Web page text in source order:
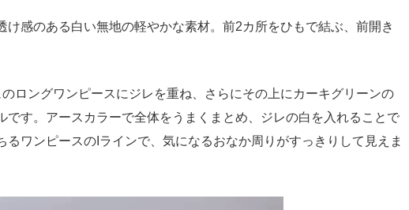
感のある白い無地の軽やかな素材。前2カ所をひもで結ぶ、前開き
ロングワンピースにジレを重ね、さらにその上にカーキグリーンの
です。アースカラーで全体をうまくまとめ、ジレの白を入れることで
るワンピースのIラインで、気になるおなか周りがすっきりして見えま